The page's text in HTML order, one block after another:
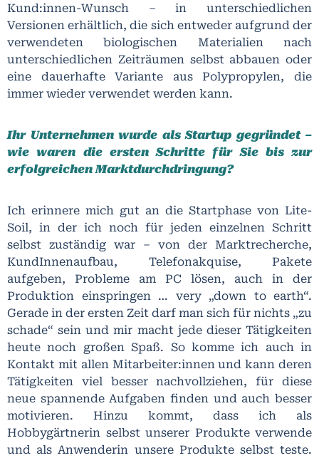
Kund:innen-Wunsch – in unterschiedlichen
Versionen erhältlich, die sich entweder aufgrund der
verwendeten biologischen Materialien nach
unterschiedlichen Zeiträumen selbst abbauen oder
eine dauerhafte Variante aus Polypropylen, die
immer wieder verwendet werden kann.
Ihr Unternehmen wurde als Startup gegründet –
wie waren die ersten Schritte für Sie bis zur
erfolgreichen Marktdurchdringung?
Ich erinnere mich gut an die Startphase von Lite-
Soil, in der ich noch für jeden einzelnen Schritt
selbst zuständig war – von der Marktrecherche,
KundInnenaufbau, Telefonakquise, Pakete
aufgeben, Probleme am PC lösen, auch in der
Produktion einspringen … very „down to earth“.
Gerade in der ersten Zeit darf man sich für nichts „zu
schade“ sein und mir macht jede dieser Tätigkeiten
heute noch großen Spaß. So komme ich auch in
Kontakt mit allen Mitarbeiter:innen und kann deren
Tätigkeiten viel besser nachvollziehen, für diese
neue spannende Aufgaben finden und auch besser
motivieren. Hinzu kommt, dass ich als
Hobbygärtnerin selbst unserer Produkte verwende
und als Anwenderin unsere Produkte selbst teste.